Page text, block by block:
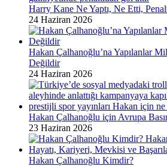
Harry Kane Ne Yaptı, Ne Etti,
24 Haziran 2026
Hakan Çalhanoğlu’na Yapılanlar
Değildir
24 Haziran 2026
Hakan Çalhanoğlu için Avrupa
23 Haziran 2026
Hakan Çalhanoğlu Kimdir?